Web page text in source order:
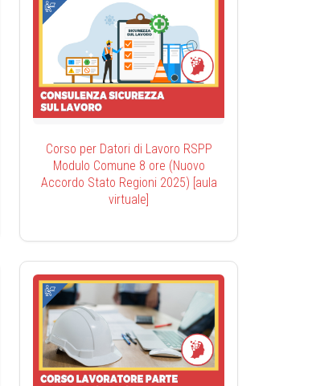
Corso per Datori di Lavoro RSPP
Modulo Comune 8 ore (Nuovo
Accordo Stato Regioni 2025) [aula
virtuale]